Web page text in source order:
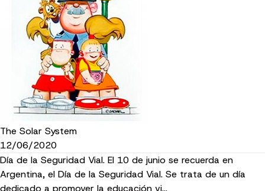
The Solar System
12/06/2020
Día de la Seguridad Vial. El 10 de junio se recuerda en
Argentina, el Día de la Seguridad Vial. Se trata de un día
dedicado a promover la educación vi…